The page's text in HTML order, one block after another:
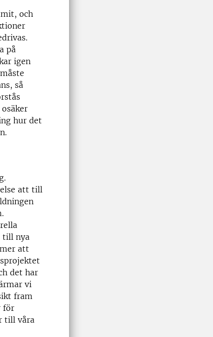
och
på
igen
så
hur det
att till
till nya
att
det har
vi
fram
för
till våra